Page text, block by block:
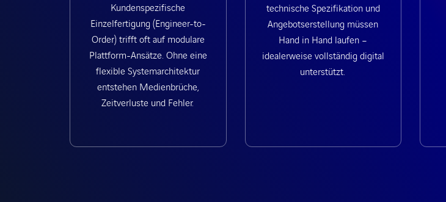
Kundenspezifische
Einzelfertigung (Engineer-to-
Order) trifft oft auf modulare
Plattform-Ansätze. Ohne eine
flexible Systemarchitektur
entstehen Medienbrüche,
Zeitverluste und Fehler.
technische Spezifikation und
Angebotserstellung müssen
Hand in Hand laufen –
idealerweise vollständig digital
unterstützt.